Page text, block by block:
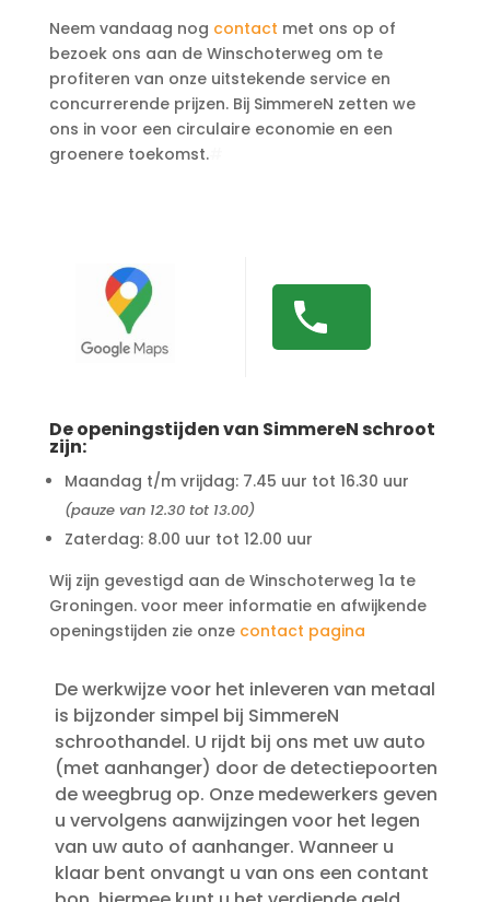
Neem vandaag nog contact met ons op of
bezoek ons aan de Winschoterweg om te
profiteren van onze uitstekende service en
concurrerende prijzen. Bij SimmereN zetten we
ons in voor een circulaire economie en een
groenere toekomst.#
De openingstijden van SimmereN schroot
zijn:
Maandag t/m vrijdag: 7.45 uur tot 16.30 uur
(pauze van 12.30 tot 13.00)
Zaterdag: 8.00 uur tot 12.00 uur
Wij zijn gevestigd aan de Winschoterweg 1a te
Groningen. voor meer informatie en afwijkende
openingstijden zie onze contact pagina
De werkwijze voor het inleveren van metaal
is bijzonder simpel bij SimmereN
schroothandel. U rijdt bij ons met uw auto
(met aanhanger) door de detectiepoorten
de weegbrug op. Onze medewerkers geven
u vervolgens aanwijzingen voor het legen
van uw auto of aanhanger. Wanneer u
klaar bent onvangt u van ons een contant